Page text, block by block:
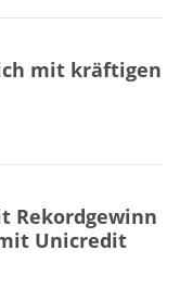
mit kräftigen
Rekordgewinn
Unicredit